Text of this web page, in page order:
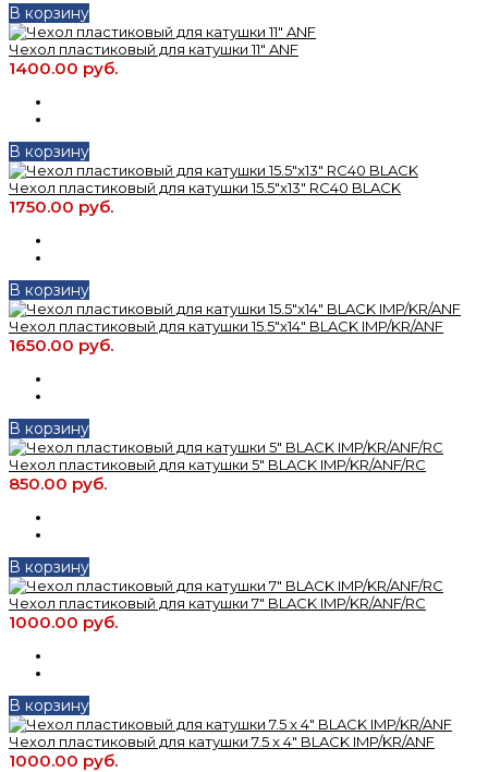
В корзину
Чехол пластиковый для катушки 11" ANF
1400.00 руб.
В корзину
Чехол пластиковый для катушки 15.5"x13" RC40 BLACK
1750.00 руб.
В корзину
Чехол пластиковый для катушки 15.5"x14" BLACK IMP/KR/ANF
1650.00 руб.
В корзину
Чехол пластиковый для катушки 5" BLACK IMP/KR/ANF/RC
850.00 руб.
В корзину
Чехол пластиковый для катушки 7" BLACK IMP/KR/ANF/RC
1000.00 руб.
В корзину
Чехол пластиковый для катушки 7.5 x 4" BLACK IMP/KR/ANF
1000.00 руб.